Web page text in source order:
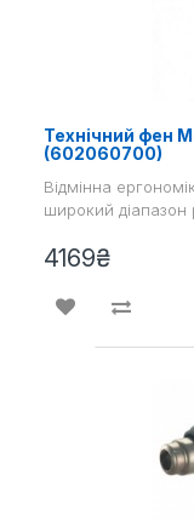
Технічний фен
(602060700)
Відмінна
широкий діапазон
4169₴